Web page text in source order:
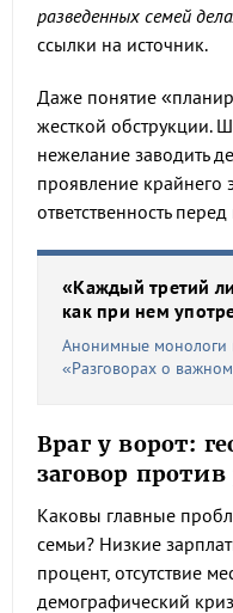
разведенных семей
ссылки на источник.
Даже понятие
жесткой обструкции.
нежелание заводить
проявление крайнего
ответственность
«Каждый третий
как при нем
Анонимные монологи
«Разговорах о
Враг у ворот:
заговор
Каковы главные
семьи? Низкие
процент, отсутствие
демографический